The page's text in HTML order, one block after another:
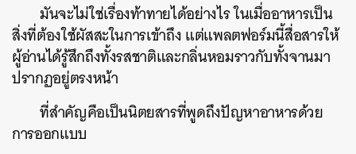
มันจะไม่ใช่เรื่องท้าทายได้อย่างไร ในเมื่ออาหารเป็น
สิ่งที่ต้องใช้ผัสสะในการเข้าถึง แต่แพลตฟอร์มนี้สื่อสารให้
ผู้อ่านได้รู้สึกถึงทั้งรสชาติและกลิ่นหอมราวกับทั้งจานมา
ปรากฏอยู่ตรงหน้า
ที่สำคัญคือเป็นนิตยสารที่พูดถึงปัญหาอาหารด้วย
การออกแบบ